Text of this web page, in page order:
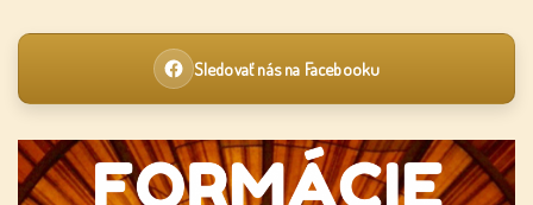
Sledovať nás na Facebooku